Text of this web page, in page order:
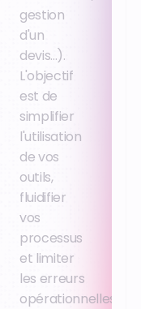
gestion
d'un
devis...).
L'objectif
est de
simplifier
l'utilisation
de vos
outils,
fluidifier
vos
processus
et limiter
les erreurs
opérationnelles.